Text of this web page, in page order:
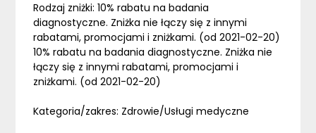
Rodzaj zniżki: 10% rabatu na badania
diagnostyczne. Zniżka nie łączy się z innymi
rabatami, promocjami i zniżkami. (od 2021-02-20)
10% rabatu na badania diagnostyczne. Zniżka nie
łączy się z innymi rabatami, promocjami i
zniżkami. (od 2021-02-20)
Kategoria/zakres: Zdrowie/Usługi medyczne